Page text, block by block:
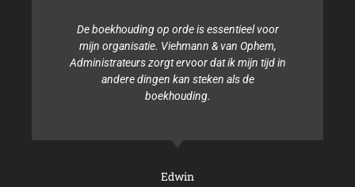
De boekhouding op orde is essentieel voor
mijn organisatie. Viehmann & van Ophem,
Administrateurs zorgt ervoor dat ik mijn tijd in
andere dingen kan steken als de
boekhouding.
Edwin